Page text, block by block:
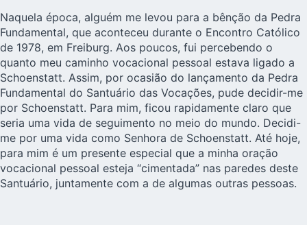
Naquela época, alguém me levou para a bênção da Pedra
Fundamental, que aconteceu durante o Encontro Católico
de 1978, em Freiburg. Aos poucos, fui percebendo o
quanto meu caminho vocacional pessoal estava ligado a
Schoenstatt. Assim, por ocasião do lançamento da Pedra
Fundamental do Santuário das Vocações, pude decidir-me
por Schoenstatt. Para mim, ficou rapidamente claro que
seria uma vida de seguimento no meio do mundo. Decidi-
me por uma vida como Senhora de Schoenstatt. Até hoje,
para mim é um presente especial que a minha oração
vocacional pessoal esteja “cimentada” nas paredes deste
Santuário, juntamente com a de algumas outras pessoas.